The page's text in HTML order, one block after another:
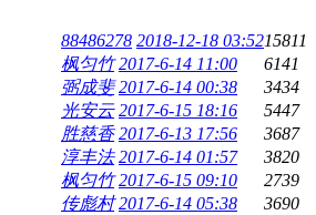
88486278 2018-12-18 03:5215811
枫匀竹 2017-6-14 11:00
6141
弼成斐 2017-6-14 00:38
3434
光安云 2017-6-15 18:16
5447
胜慈香 2017-6-13 17:56
3687
淳丰法 2017-6-14 01:57
3820
枫匀竹 2017-6-15 09:10
2739
传彪村 2017-6-14 05:38
3690